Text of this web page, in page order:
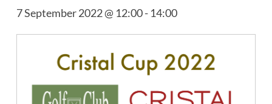
7 September 2022 @ 12:00- 14:00